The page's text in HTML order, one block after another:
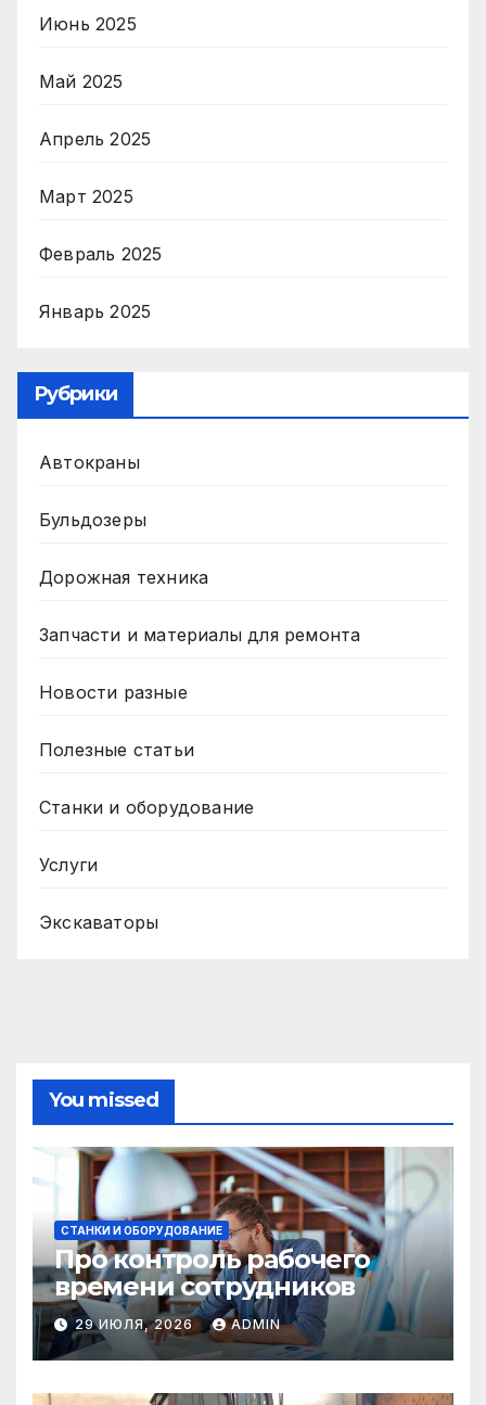
Июнь 2025
Май 2025
Апрель 2025
Март 2025
Февраль 2025
Январь 2025
Рубрики
Автокраны
Бульдозеры
Дорожная техника
Запчасти и материалы для ремонта
Новости разные
Полезные статьи
Станки и оборудование
Услуги
Экскаваторы
You missed
СТАНКИ И ОБОРУДОВАНИЕ
Про контроль рабочего
времени сотрудников
29 ИЮЛЯ, 2026 ADMIN